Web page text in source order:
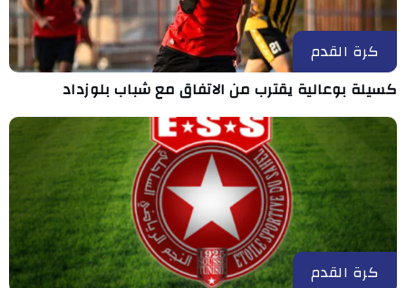
كرة القدم
كسيلة بوعالية يقترب من الاتفاق مع شباب بلوزداد
كرة القدم